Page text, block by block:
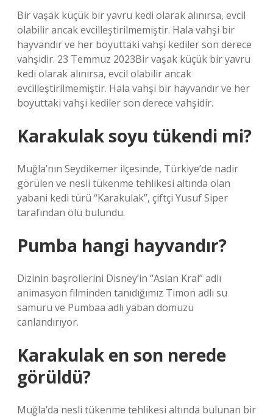
Bir vaşak küçük bir yavru kedi olarak alınırsa, evcil
olabilir ancak evcilleştirilmemiştir. Hala vahşi bir
hayvandır ve her boyuttaki vahşi kediler son derece
vahşidir. 23 Temmuz 2023Bir vaşak küçük bir yavru
kedi olarak alınırsa, evcil olabilir ancak
evcilleştirilmemiştir. Hala vahşi bir hayvandır ve her
boyuttaki vahşi kediler son derece vahşidir.
Karakulak soyu tükendi mi?
Muğla’nın Seydikemer ilçesinde, Türkiye’de nadir
görülen ve nesli tükenme tehlikesi altında olan
yabani kedi türü “Karakulak”, çiftçi Yusuf Siper
tarafından ölü bulundu.
Pumba hangi hayvandır?
Dizinin başrollerini Disney’in “Aslan Kral” adlı
animasyon filminden tanıdığımız Timon adlı su
samuru ve Pumbaa adlı yaban domuzu
canlandırıyor.
Karakulak en son nerede
görüldü?
Muğla’da nesli tükenme tehlikesi altında bulunan bir